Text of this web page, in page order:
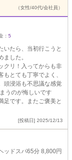
（女性/40代/会社員）
： 5
いたら、当初行こうと
した。
クリ！入ってからも非
とても丁寧でよく、
頭浸浴も不思議な感覚
うのが悔しいです
足です。またご褒美と
[投稿日] 2025/12/13
ッドスパ65分 8,800円